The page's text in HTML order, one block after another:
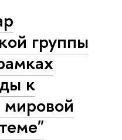
группы
к
мировой